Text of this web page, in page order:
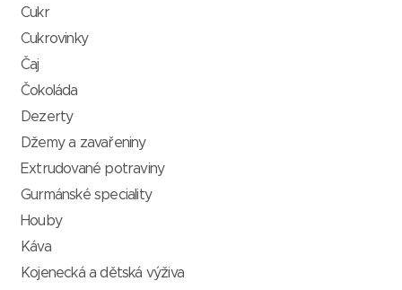
Cukr
Cukrovinky
Čaj
Čokoláda
Dezerty
Džemy a zavařeniny
Extrudované potraviny
Gurmánské speciality
Houby
Káva
Kojenecká a dětská výživa